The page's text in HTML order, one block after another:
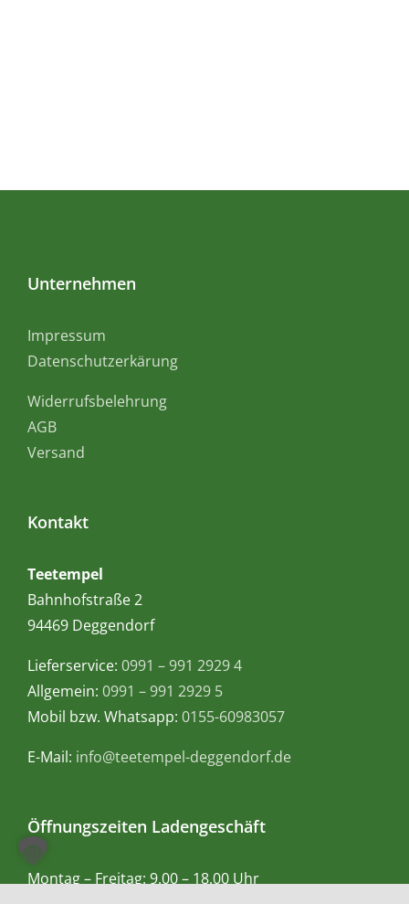
Unternehmen
Impressum
Datenschutzerkärung
Widerrufsbelehrung
AGB
Versand
Kontakt
Teetempel
Bahnhofstraße 2
94469 Deggendorf
Lieferservice: 0991 – 991 2929 4
Allgemein: 0991 – 991 2929 5
Mobil bzw. Whatsapp: 0155-60983057
E-Mail: info@teetempel-deggendorf.de
Öffnungszeiten Ladengeschäft
Montag – Freitag: 9.00 – 18.00 Uhr